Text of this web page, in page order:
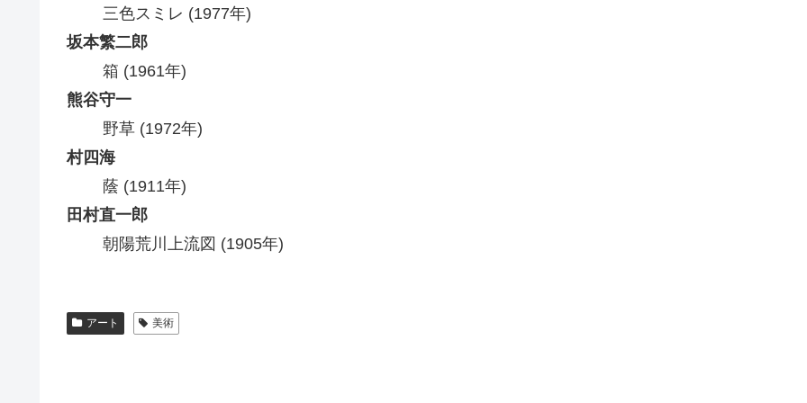
三色スミレ (1977年)
坂本繁二郎
箱 (1961年)
熊谷守一
野草 (1972年)
村四海
蔭 (1911年)
田村直一郎
朝陽荒川上流図 (1905年)
アート 美術